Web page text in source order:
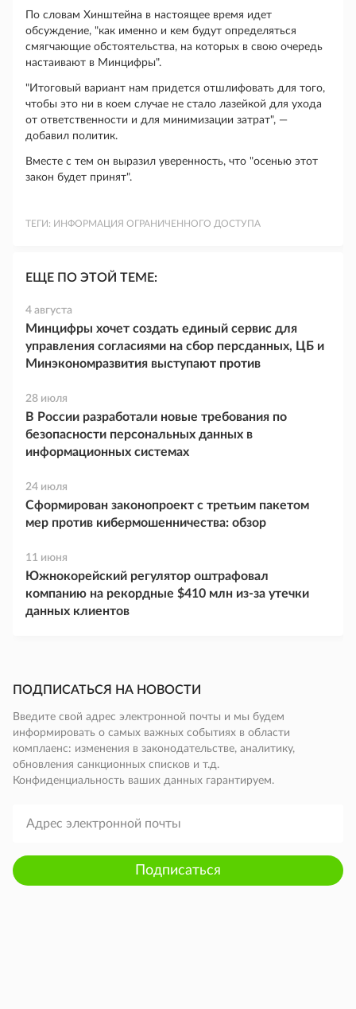
По словам Хинштейна в настоящее время идет
обсуждение, "как именно и кем будут определяться
смягчающие обстоятельства, на которых в свою очередь
настаивают в Минцифры".
"Итоговый вариант нам придется отшлифовать для того,
чтобы это ни в коем случае не стало лазейкой для ухода
от ответственности и для минимизации затрат", —
добавил политик.
Вместе с тем он выразил уверенность, что "осенью этот
закон будет принят".
ТЕГИ: ИНФОРМАЦИЯ ОГРАНИЧЕННОГО ДОСТУПА
ЕЩЕ ПО ЭТОЙ ТЕМЕ:
4 августа
Минцифры хочет создать единый сервис для
управления согласиями на сбор персданных, ЦБ и
Минэкономразвития выступают против
28 июля
В России разработали новые требования по
безопасности персональных данных в
информационных системах
24 июля
Сформирован законопроект с третьим пакетом
мер против кибермошенничества: обзор
11 июня
Южнокорейский регулятор оштрафовал
компанию на рекордные $410 млн из-за утечки
данных клиентов
ПОДПИСАТЬСЯ НА НОВОСТИ
Введите свой адрес электронной почты и мы будем
информировать о самых важных событиях в области
комплаенс: изменения в законодательстве, аналитику,
обновления санкционных списков и т.д.
Конфиденциальность ваших данных гарантируем.
Подписаться